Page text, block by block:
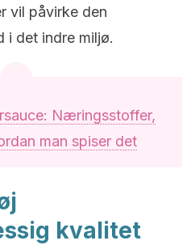
vil påvirke den
i det indre miljø.
Næringsstoffer,
man spiser det
kvalitet